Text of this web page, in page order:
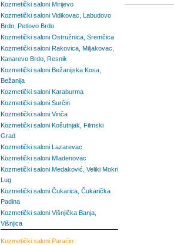
Kozmetički saloni Mirijevo
Kozmetički saloni Vidikovac, Labudovo
Brdo, Petlovo Brdo
Kozmetički saloni Ostružnica, Sremčica
Kozmetički saloni Rakovica, Miljakovac,
Kanarevo Brdo, Resnik
Kozmetički saloni Bežanijska Kosa,
Bežanija
Kozmetički saloni Karaburma
Kozmetički saloni Surčin
Kozmetički saloni Vinča
Kozmetički saloni Košutnjak, Filmski
Grad
Kozmetički saloni Lazarevac
Kozmetički saloni Mladenovac
Kozmetički saloni Medaković, Veliki Mokri
Lug
Kozmetički saloni Čukarica, Čukarička
Padina
Kozmetički saloni Višnjička Banja,
Višnjica
Kozmetički saloni Paraćin